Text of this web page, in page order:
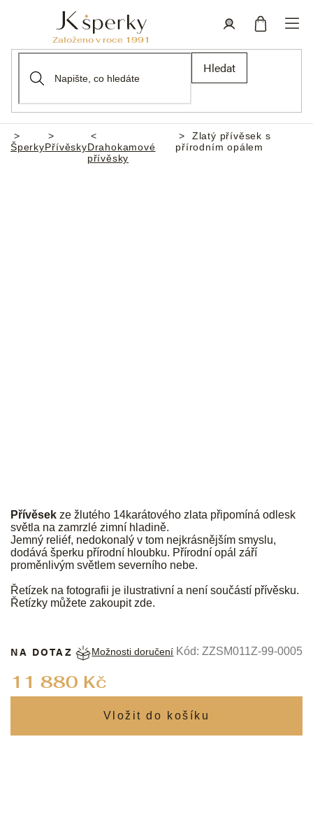
Hledat
Domů
ŠperkyPřívěskyDrahokamové
přívěsky
Zlatý přívěsek s
přírodním opálem
Přívěsek ze žlutého 14karátového zlata připomíná odlesk
světla na zamrzlé zimní hladině.
Jemný reliéf, nedokonalý v tom nejkrásnějším smyslu,
dodává šperku přírodní hloubku. Přírodní opál září
proměnlivým světlem severního nebe.
Řetízek na fotografii je ilustrativní a není součástí přívěsku.
Řetízky můžete zakoupitzde.
11 880 Kč
NA DOTAZ Možnosti doručení Kód: ZZSM011Z-99-0005